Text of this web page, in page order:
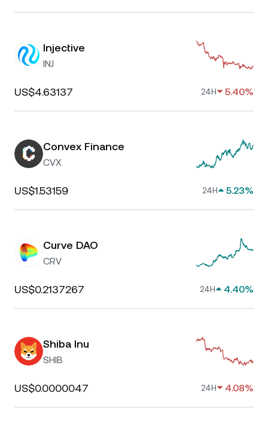
Injective
INJ
US$4.63137 24H 5.40%
Convex Finance
CVX
US$1.53159 24H 5.23%
Curve DAO
CRV
US$0.2137267 24H 4.40%
Shiba Inu
SHIB
US$0.0000047 24H 4.08%